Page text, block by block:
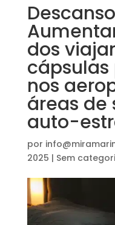
dos
nos
áreas de
auto-
por
2025 | Sem